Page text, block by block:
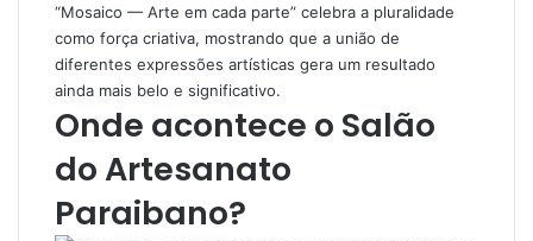
“Mosaico — Arte em cada parte” celebra a pluralidade
como força criativa, mostrando que a união de
diferentes expressões artísticas gera um resultado
ainda mais belo e significativo.
Onde acontece o Salão
do Artesanato
Paraibano?